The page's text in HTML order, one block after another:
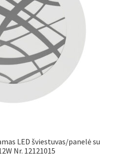
LED šviestuvas/panelė su
Nr. 12121015